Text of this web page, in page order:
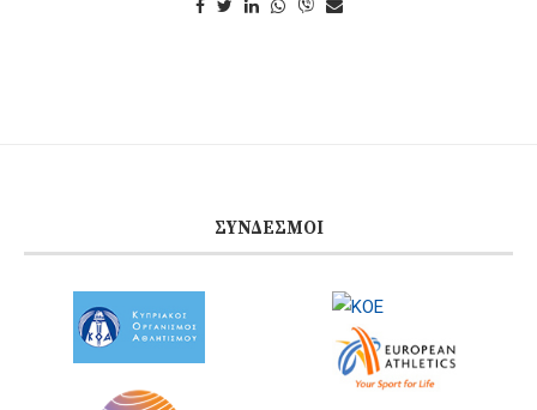
ΣΎΝΔΕΣΜΟΙ